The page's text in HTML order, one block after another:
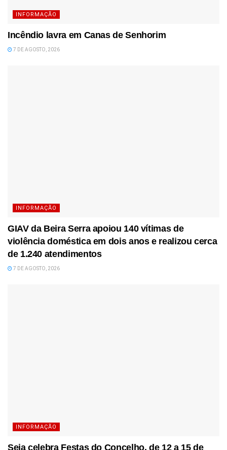
INFORMAÇÃO
Incêndio lavra em Canas de Senhorim
7 DE AGOSTO, 2026
INFORMAÇÃO
GIAV da Beira Serra apoiou 140 vítimas de
violência doméstica em dois anos e realizou cerca
de 1.240 atendimentos
7 DE AGOSTO, 2026
INFORMAÇÃO
Seia celebra Festas do Concelho, de 12 a 15 de